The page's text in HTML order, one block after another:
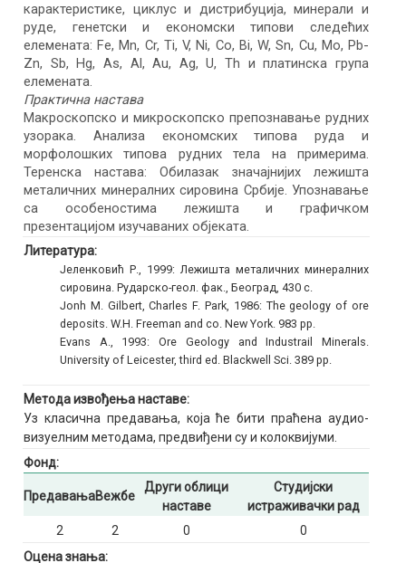
карактеристике, циклус и дистрибуција, минерали и
руде, генетски и економски типови следећих
елемената: Fe, Mn, Cr, Ti, V, Ni, Co, Bi, W, Sn, Cu, Mo, Pb-
Zn, Sb, Hg, As, Al, Au, Ag, U, Th и платинска група
елемената.
Практична настава
Макроскопско и микроскопско препознавање рудних
узорака. Анализа економских типова руда и
морфолошких типова рудних тела на примерима.
Теренска настава: Обилазак значајнијих лежишта
металичних минералних сировина Србије. Упознавање
са особеностима лежишта и графичком
презентацијом изучаваних објеката.
Литература:
Јеленковић Р., 1999: Лежишта металичних минералних
сировина. Рударско-геол. фак., Београд, 430 с.
Jonh M. Gilbert, Charles F. Park, 1986: The geology of ore
deposits. W.H. Freeman and co. New York. 983 pp.
Evans A., 1993: Ore Geology and Industrail Minerals.
University of Leicester, third ed. Blackwell Sci. 389 pp.
Метода извођења наставе:
Уз класична предавања, која ће бити праћена аудио-
визуелним методама, предвиђени су и колоквијуми.
Фонд:
ПредавањаВежбе
Други облици
наставе
Студијски
истраживачки рад
2
2 0
0
Оцена знања: